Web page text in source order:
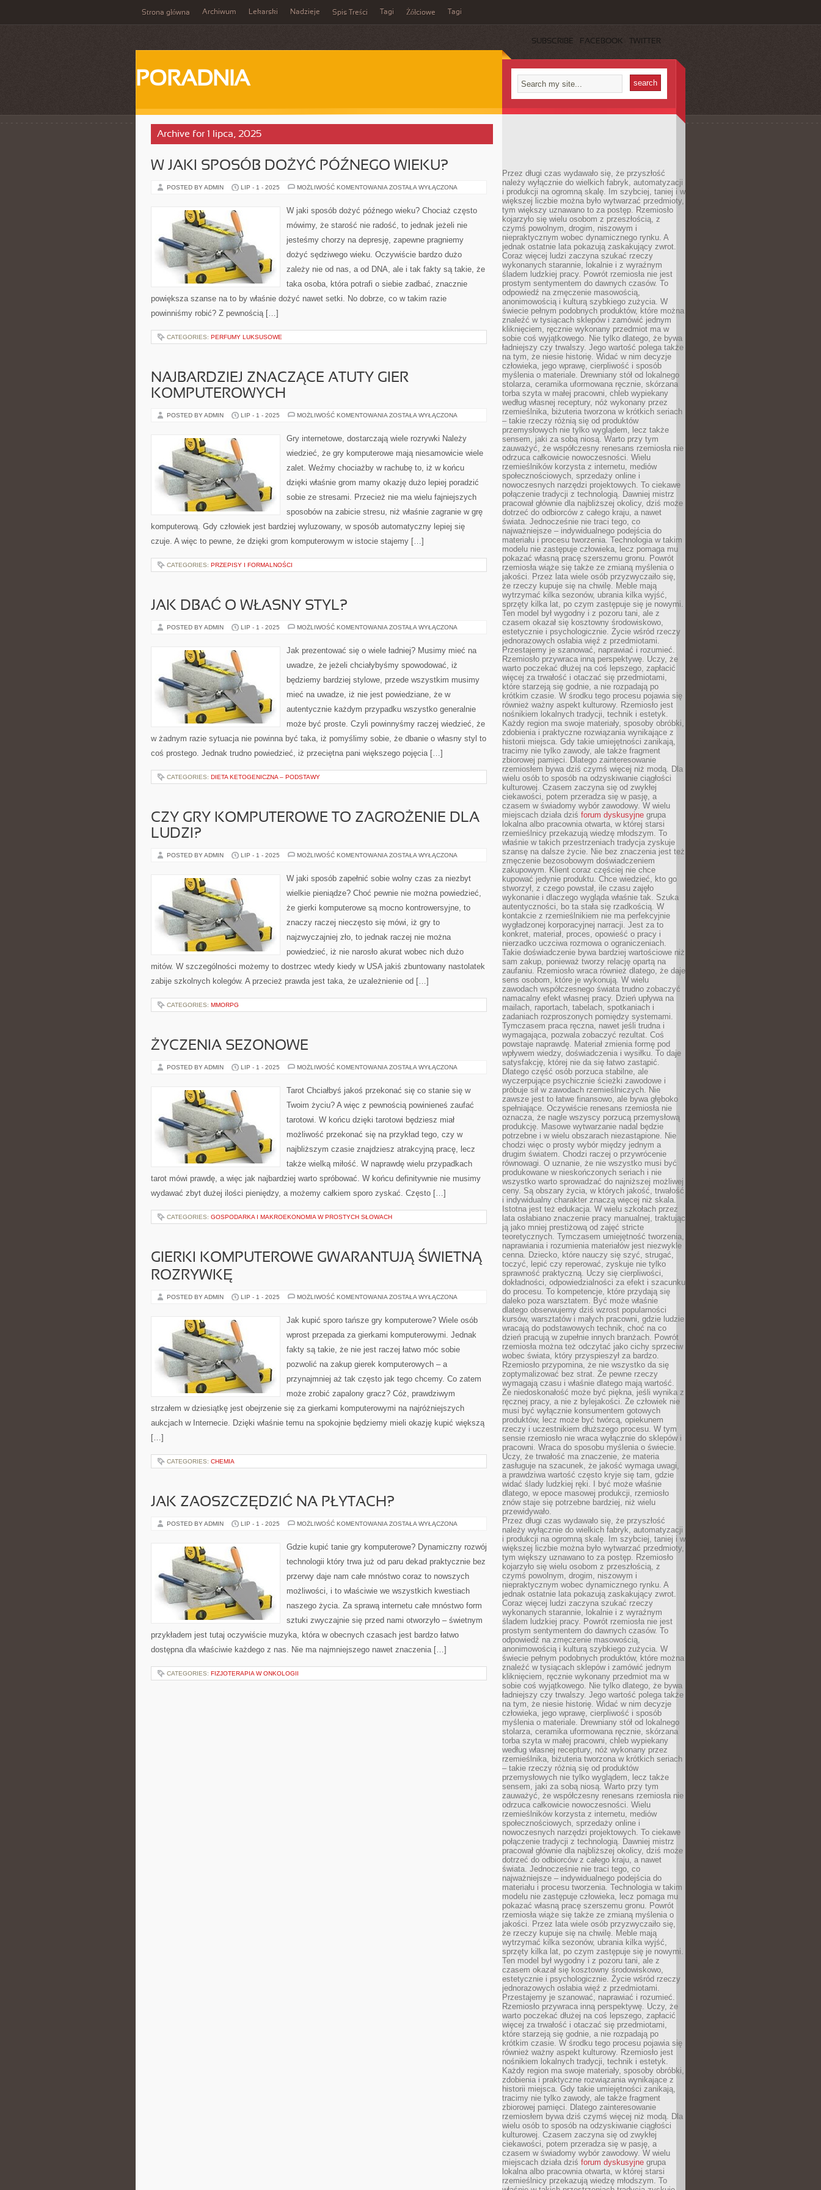
Strona główna Archiwum Lekarski Nadzieje Spis Treści Tagi Żółciowe Tagi
SUBSCRIBE FACEBOOK TWITTER
PORADNIA
Archive for 1 lipca, 2025
W JAKI SPOSÓB DOŻYĆ PÓŹNEGO WIEKU?
POSTED BY ADMIN LIP - 1 - 2025 MOŻLIWOŚĆ KOMENTOWANIA W
DOŻYĆ
PÓŹNEGO
ZOSTAŁA WYŁĄCZONA
W jaki sposób dożyć późnego wieku? Chociaż często
mówimy, że starość nie radość, to jednak jeżeli nie
jesteśmy chorzy na depresję, zapewne pragniemy
dożyć sędziwego wieku. Oczywiście bardzo dużo
zależy nie od nas, a od DNA, ale i tak fakty są takie, że
taka osoba, która potrafi o siebie zadbać, znacznie
powiększa szanse na to by właśnie dożyć nawet setki. No dobrze, co w takim razie
powinniśmy robić? Z pewnością […]
CATEGORIES: PERFUMY LUKSUSOWE
NAJBARDZIEJ ZNACZĄCE ATUTY GIER
KOMPUTEROWYCH
POSTED BY ADMIN LIP - 1 - 2025 MOŻLIWOŚĆ KOMENTOWANIA NAJBARDZIEJ
GIER
KOMPUTEROWYCH
ZOSTAŁA WYŁĄCZONA
Gry internetowe, dostarczają wiele rozrywki Należy
wiedzieć, że gry komputerowe mają niesamowicie wiele
zalet. Weźmy chociażby w rachubę to, iż w końcu
dzięki właśnie grom mamy okazję dużo lepiej poradzić
sobie ze stresami. Przecież nie ma wielu fajniejszych
sposobów na zabicie stresu, niż właśnie zagranie w grę
komputerową. Gdy człowiek jest bardziej wyluzowany, w sposób automatyczny lepiej się
czuje. A więc to pewne, że dzięki grom komputerowym w istocie stajemy […]
CATEGORIES: PRZEPISY I FORMALNOŚCI
JAK DBAĆ O WŁASNY STYL?
POSTED BY ADMIN LIP - 1 - 2025 MOŻLIWOŚĆ KOMENTOWANIA JAK
WŁASNY
STYL?
ZOSTAŁA WYŁĄCZONA
Jak prezentować się o wiele ładniej? Musimy mieć na
uwadze, że jeżeli chciałybyśmy spowodować, iż
będziemy bardziej stylowe, przede wszystkim musimy
mieć na uwadze, iż nie jest powiedziane, że w
autentycznie każdym przypadku wszystko generalnie
może być proste. Czyli powinnyśmy raczej wiedzieć, że
w żadnym razie sytuacja nie powinna być taka, iż pomyślimy sobie, że dbanie o własny styl to
coś prostego. Jednak trudno powiedzieć, iż przeciętna pani większego pojęcia […]
CATEGORIES: DIETA KETOGENICZNA – PODSTAWY
CZY GRY KOMPUTEROWE TO ZAGROŻENIE DLA
LUDZI?
POSTED BY ADMIN LIP - 1 - 2025 MOŻLIWOŚĆ KOMENTOWANIA CZY
ZAGROŻENIE
LUDZI?
ZOSTAŁA WYŁĄCZONA
W jaki sposób zapełnić sobie wolny czas za niezbyt
wielkie pieniądze? Choć pewnie nie można powiedzieć,
że gierki komputerowe są mocno kontrowersyjne, to
znaczy raczej nieczęsto się mówi, iż gry to
najzwyczajniej zło, to jednak raczej nie można
powiedzieć, iż nie narosło akurat wobec nich dużo
mitów. W szczególności możemy to dostrzec wtedy kiedy w USA jakiś zbuntowany nastolatek
zabije szkolnych kolegów. A przecież prawda jest taka, że uzależnienie od […]
CATEGORIES: MMORPG
ŻYCZENIA SEZONOWE
POSTED BY ADMIN LIP - 1 - 2025 MOŻLIWOŚĆ KOMENTOWANIA ŻYCZENIA
ZOSTAŁA WYŁĄCZONA
Tarot Chciałbyś jakoś przekonać się co stanie się w
Twoim życiu? A więc z pewnością powinieneś zaufać
tarotowi. W końcu dzięki tarotowi będziesz miał
możliwość przekonać się na przykład tego, czy w
najbliższym czasie znajdziesz atrakcyjną pracę, lecz
także wielką miłość. W naprawdę wielu przypadkach
tarot mówi prawdę, a więc jak najbardziej warto spróbować. W końcu definitywnie nie musimy
wydawać zbyt dużej ilości pieniędzy, a możemy całkiem sporo zyskać. Często […]
CATEGORIES: GOSPODARKA I MAKROEKONOMIA W PROSTYCH SŁOWACH
GIERKI KOMPUTEROWE GWARANTUJĄ ŚWIETNĄ
ROZRYWKĘ
POSTED BY ADMIN LIP - 1 - 2025 MOŻLIWOŚĆ KOMENTOWANIA GIERKI
ŚWIETNĄ
ROZRYWKĘ
ZOSTAŁA WYŁĄCZONA
Jak kupić sporo tańsze gry komputerowe? Wiele osób
wprost przepada za gierkami komputerowymi. Jednak
fakty są takie, że nie jest raczej łatwo móc sobie
pozwolić na zakup gierek komputerowych – a
przynajmniej aż tak często jak tego chcemy. Co zatem
może zrobić zapalony gracz? Cóż, prawdziwym
strzałem w dziesiątkę jest obejrzenie się za gierkami komputerowymi na najróżniejszych
aukcjach w Internecie. Dzięki właśnie temu na spokojnie będziemy mieli okazję kupić większą
[…]
CATEGORIES: CHEMIA
JAK ZAOSZCZĘDZIĆ NA PŁYTACH?
POSTED BY ADMIN LIP - 1 - 2025 MOŻLIWOŚĆ KOMENTOWANIA JAK
PŁYTACH?
ZOSTAŁA WYŁĄCZONA
Gdzie kupić tanie gry komputerowe? Dynamiczny rozwój
technologii który trwa już od paru dekad praktycznie bez
przerwy daje nam całe mnóstwo coraz to nowszych
możliwości, i to właściwie we wszystkich kwestiach
naszego życia. Za sprawą internetu całe mnóstwo form
sztuki zwyczajnie się przed nami otworzyło – świetnym
przykładem jest tutaj oczywiście muzyka, która w obecnych czasach jest bardzo łatwo
dostępna dla właściwie każdego z nas. Nie ma najmniejszego nawet znaczenia […]
CATEGORIES: FIZJOTERAPIA W ONKOLOGII
Przez długi czas wydawało się, że przyszłość
należy wyłącznie do wielkich fabryk, automatyzacji
i produkcji na ogromną skalę. Im szybciej, taniej i w
większej liczbie można było wytwarzać przedmioty,
tym większy uznawano to za postęp. Rzemiosło
kojarzyło się wielu osobom z przeszłością, z
czymś powolnym, drogim, niszowym i
niepraktycznym wobec dynamicznego rynku. A
jednak ostatnie lata pokazują zaskakujący zwrot.
Coraz więcej ludzi zaczyna szukać rzeczy
wykonanych starannie, lokalnie i z wyraźnym
śladem ludzkiej pracy. Powrót rzemiosła nie jest
prostym sentymentem do dawnych czasów. To
odpowiedź na zmęczenie masowością,
anonimowością i kulturą szybkiego zużycia. W
świecie pełnym podobnych produktów, które można
znaleźć w tysiącach sklepów i zamówić jednym
kliknięciem, ręcznie wykonany przedmiot ma w
sobie coś wyjątkowego. Nie tylko dlatego, że bywa
ładniejszy czy trwalszy. Jego wartość polega także
na tym, że niesie historię. Widać w nim decyzje
człowieka, jego wprawę, cierpliwość i sposób
myślenia o materiale. Drewniany stół od lokalnego
stolarza, ceramika uformowana ręcznie, skórzana
torba szyta w małej pracowni, chleb wypiekany
według własnej receptury, nóż wykonany przez
rzemieślnika, biżuteria tworzona w krótkich seriach
– takie rzeczy różnią się od produktów
przemysłowych nie tylko wyglądem, lecz także
sensem, jaki za sobą niosą. Warto przy tym
zauważyć, że współczesny renesans rzemiosła nie
odrzuca całkowicie nowoczesności. Wielu
rzemieślników korzysta z internetu, mediów
społecznościowych, sprzedaży online i
nowoczesnych narzędzi projektowych. To ciekawe
połączenie tradycji z technologią. Dawniej mistrz
pracował głównie dla najbliższej okolicy, dziś może
dotrzeć do odbiorców z całego kraju, a nawet
świata. Jednocześnie nie traci tego, co
najważniejsze – indywidualnego podejścia do
materiału i procesu tworzenia. Technologia w takim
modelu nie zastępuje człowieka, lecz pomaga mu
pokazać własną pracę szerszemu gronu. Powrót
rzemiosła wiąże się także ze zmianą myślenia o
jakości. Przez lata wiele osób przyzwyczaiło się,
że rzeczy kupuje się na chwilę. Meble mają
wytrzymać kilka sezonów, ubrania kilka wyjść,
sprzęty kilka lat, po czym zastępuje się je nowymi.
Ten model był wygodny i z pozoru tani, ale z
czasem okazał się kosztowny środowiskowo,
estetycznie i psychologicznie. Życie wśród rzeczy
jednorazowych osłabia więź z przedmiotami.
Przestajemy je szanować, naprawiać i rozumieć.
Rzemiosło przywraca inną perspektywę. Uczy, że
warto poczekać dłużej na coś lepszego, zapłacić
więcej za trwałość i otaczać się przedmiotami,
które starzeją się godnie, a nie rozpadają po
krótkim czasie. W środku tego procesu pojawia się
również ważny aspekt kulturowy. Rzemiosło jest
nośnikiem lokalnych tradycji, technik i estetyk.
Każdy region ma swoje materiały, sposoby obróbki,
zdobienia i praktyczne rozwiązania wynikające z
historii miejsca. Gdy takie umiejętności zanikają,
tracimy nie tylko zawody, ale także fragment
zbiorowej pamięci. Dlatego zainteresowanie
rzemiosłem bywa dziś czymś więcej niż modą. Dla
wielu osób to sposób na odzyskiwanie ciągłości
kulturowej. Czasem zaczyna się od zwykłej
ciekawości, potem przeradza się w pasję, a
czasem w świadomy wybór zawodowy. W wielu
miejscach działa dziś forum dyskusyjne grupa
lokalna albo pracownia otwarta, w której starsi
rzemieślnicy przekazują wiedzę młodszym. To
właśnie w takich przestrzeniach tradycja zyskuje
szansę na dalsze życie. Nie bez znaczenia jest też
zmęczenie bezosobowym doświadczeniem
zakupowym. Klient coraz częściej nie chce
kupować jedynie produktu. Chce wiedzieć, kto go
stworzył, z czego powstał, ile czasu zajęło
wykonanie i dlaczego wygląda właśnie tak. Szuka
autentyczności, bo ta stała się rzadkością. W
kontakcie z rzemieślnikiem nie ma perfekcyjnie
wygładzonej korporacyjnej narracji. Jest za to
konkret, materiał, proces, opowieść o pracy i
nierzadko uczciwa rozmowa o ograniczeniach.
Takie doświadczenie bywa bardziej wartościowe niż
sam zakup, ponieważ tworzy relację opartą na
zaufaniu. Rzemiosło wraca również dlatego, że daje
sens osobom, które je wykonują. W wielu
zawodach współczesnego świata trudno zobaczyć
namacalny efekt własnej pracy. Dzień upływa na
mailach, raportach, tabelach, spotkaniach i
zadaniach rozproszonych pomiędzy systemami.
Tymczasem praca ręczna, nawet jeśli trudna i
wymagająca, pozwala zobaczyć rezultat. Coś
powstaje naprawdę. Materiał zmienia formę pod
wpływem wiedzy, doświadczenia i wysiłku. To daje
satysfakcję, której nie da się łatwo zastąpić.
Dlatego część osób porzuca stabilne, ale
wyczerpujące psychicznie ścieżki zawodowe i
próbuje sił w zawodach rzemieślniczych. Nie
zawsze jest to łatwe finansowo, ale bywa głęboko
spełniające. Oczywiście renesans rzemiosła nie
oznacza, że nagle wszyscy porzucą przemysłową
produkcję. Masowe wytwarzanie nadal będzie
potrzebne i w wielu obszarach niezastąpione. Nie
chodzi więc o prosty wybór między jednym a
drugim światem. Chodzi raczej o przywrócenie
równowagi. O uznanie, że nie wszystko musi być
produkowane w nieskończonych seriach i nie
wszystko warto sprowadzać do najniższej możliwej
ceny. Są obszary życia, w których jakość, trwałość
i indywidualny charakter znaczą więcej niż skala.
Istotna jest też edukacja. W wielu szkołach przez
lata osłabiano znaczenie pracy manualnej, traktując
ją jako mniej prestiżową od zajęć stricte
teoretycznych. Tymczasem umiejętność tworzenia,
naprawiania i rozumienia materiałów jest niezwykle
cenna. Dziecko, które nauczy się szyć, strugać,
toczyć, lepić czy reperować, zyskuje nie tylko
sprawność praktyczną. Uczy się cierpliwości,
dokładności, odpowiedzialności za efekt i szacunku
do procesu. To kompetencje, które przydają się
daleko poza warsztatem. Być może właśnie
dlatego obserwujemy dziś wzrost popularności
kursów, warsztatów i małych pracowni, gdzie ludzie
wracają do podstawowych technik, choć na co
dzień pracują w zupełnie innych branżach. Powrót
rzemiosła można też odczytać jako cichy sprzeciw
wobec świata, który przyspieszył za bardzo.
Rzemiosło przypomina, że nie wszystko da się
zoptymalizować bez strat. Że pewne rzeczy
wymagają czasu i właśnie dlatego mają wartość.
Że niedoskonałość może być piękna, jeśli wynika z
ręcznej pracy, a nie z bylejakości. Że człowiek nie
musi być wyłącznie konsumentem gotowych
produktów, lecz może być twórcą, opiekunem
rzeczy i uczestnikiem dłuższego procesu. W tym
sensie rzemiosło nie wraca wyłącznie do sklepów i
pracowni. Wraca do sposobu myślenia o świecie.
Uczy, że trwałość ma znaczenie, że materia
zasługuje na szacunek, że jakość wymaga uwagi,
a prawdziwa wartość często kryje się tam, gdzie
widać ślady ludzkiej ręki. I być może właśnie
dlatego, w epoce masowej produkcji, rzemiosło
znów staje się potrzebne bardziej, niż wielu
przewidywało.
Przez długi czas wydawało się, że przyszłość
należy wyłącznie do wielkich fabryk, automatyzacji
i produkcji na ogromną skalę. Im szybciej, taniej i w
większej liczbie można było wytwarzać przedmioty,
tym większy uznawano to za postęp. Rzemiosło
kojarzyło się wielu osobom z przeszłością, z
czymś powolnym, drogim, niszowym i
niepraktycznym wobec dynamicznego rynku. A
jednak ostatnie lata pokazują zaskakujący zwrot.
Coraz więcej ludzi zaczyna szukać rzeczy
wykonanych starannie, lokalnie i z wyraźnym
śladem ludzkiej pracy. Powrót rzemiosła nie jest
prostym sentymentem do dawnych czasów. To
odpowiedź na zmęczenie masowością,
anonimowością i kulturą szybkiego zużycia. W
świecie pełnym podobnych produktów, które można
znaleźć w tysiącach sklepów i zamówić jednym
kliknięciem, ręcznie wykonany przedmiot ma w
sobie coś wyjątkowego. Nie tylko dlatego, że bywa
ładniejszy czy trwalszy. Jego wartość polega także
na tym, że niesie historię. Widać w nim decyzje
człowieka, jego wprawę, cierpliwość i sposób
myślenia o materiale. Drewniany stół od lokalnego
stolarza, ceramika uformowana ręcznie, skórzana
torba szyta w małej pracowni, chleb wypiekany
według własnej receptury, nóż wykonany przez
rzemieślnika, biżuteria tworzona w krótkich seriach
– takie rzeczy różnią się od produktów
przemysłowych nie tylko wyglądem, lecz także
sensem, jaki za sobą niosą. Warto przy tym
zauważyć, że współczesny renesans rzemiosła nie
odrzuca całkowicie nowoczesności. Wielu
rzemieślników korzysta z internetu, mediów
społecznościowych, sprzedaży online i
nowoczesnych narzędzi projektowych. To ciekawe
połączenie tradycji z technologią. Dawniej mistrz
pracował głównie dla najbliższej okolicy, dziś może
dotrzeć do odbiorców z całego kraju, a nawet
świata. Jednocześnie nie traci tego, co
najważniejsze – indywidualnego podejścia do
materiału i procesu tworzenia. Technologia w takim
modelu nie zastępuje człowieka, lecz pomaga mu
pokazać własną pracę szerszemu gronu. Powrót
rzemiosła wiąże się także ze zmianą myślenia o
jakości. Przez lata wiele osób przyzwyczaiło się,
że rzeczy kupuje się na chwilę. Meble mają
wytrzymać kilka sezonów, ubrania kilka wyjść,
sprzęty kilka lat, po czym zastępuje się je nowymi.
Ten model był wygodny i z pozoru tani, ale z
czasem okazał się kosztowny środowiskowo,
estetycznie i psychologicznie. Życie wśród rzeczy
jednorazowych osłabia więź z przedmiotami.
Przestajemy je szanować, naprawiać i rozumieć.
Rzemiosło przywraca inną perspektywę. Uczy, że
warto poczekać dłużej na coś lepszego, zapłacić
więcej za trwałość i otaczać się przedmiotami,
które starzeją się godnie, a nie rozpadają po
krótkim czasie. W środku tego procesu pojawia się
również ważny aspekt kulturowy. Rzemiosło jest
nośnikiem lokalnych tradycji, technik i estetyk.
Każdy region ma swoje materiały, sposoby obróbki,
zdobienia i praktyczne rozwiązania wynikające z
historii miejsca. Gdy takie umiejętności zanikają,
tracimy nie tylko zawody, ale także fragment
zbiorowej pamięci. Dlatego zainteresowanie
rzemiosłem bywa dziś czymś więcej niż modą. Dla
wielu osób to sposób na odzyskiwanie ciągłości
kulturowej. Czasem zaczyna się od zwykłej
ciekawości, potem przeradza się w pasję, a
czasem w świadomy wybór zawodowy. W wielu
miejscach działa dziś forum dyskusyjne grupa
lokalna albo pracownia otwarta, w której starsi
rzemieślnicy przekazują wiedzę młodszym. To